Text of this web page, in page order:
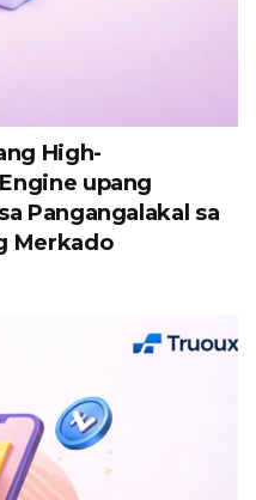
High-
upang
Pangangalakal sa
Merkado